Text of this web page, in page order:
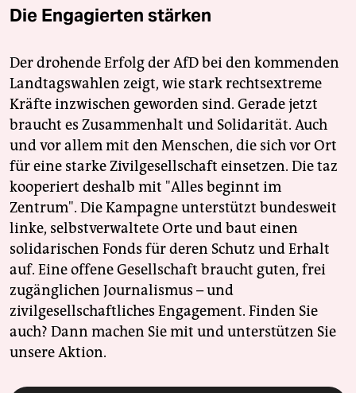
Die Engagierten stärken
Der drohende Erfolg der AfD bei den kommenden
Landtagswahlen zeigt, wie stark rechtsextreme
Kräfte inzwischen geworden sind. Gerade jetzt
braucht es Zusammenhalt und Solidarität. Auch
und vor allem mit den Menschen, die sich vor Ort
für eine starke Zivilgesellschaft einsetzen. Die taz
kooperiert deshalb mit "Alles beginnt im
Zentrum". Die Kampagne unterstützt bundesweit
linke, selbstverwaltete Orte und baut einen
solidarischen Fonds für deren Schutz und Erhalt
auf. Eine offene Gesellschaft braucht guten, frei
zugänglichen Journalismus – und
zivilgesellschaftliches Engagement. Finden Sie
auch? Dann machen Sie mit und unterstützen Sie
unsere Aktion.